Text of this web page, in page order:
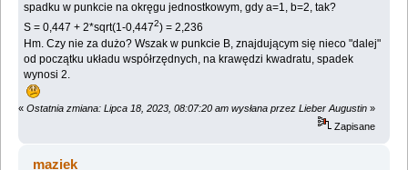
spadku w punkcie na okręgu jednostkowym, gdy a=1, b=2, tak?
S = 0,447 + 2*sqrt(1-0,4472) = 2,236
Hm. Czy nie za dużo? Wszak w punkcie B, znajdującym się nieco "dalej"
od początku układu współrzędnych, na krawędzi kwadratu, spadek
wynosi 2.
« Ostatnia zmiana: Lipca 18, 2023, 08:07:20 am wysłana przez Lieber Augustin »
Zapisane
maziek